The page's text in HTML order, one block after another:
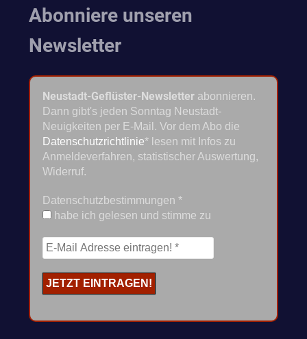
Abonniere unseren
Newsletter
Neustadt-Geflüster-Newsletter abonnieren.
Dann gibt's jeden Sonntag Neustadt-
Neuigkeiten per E-Mail. Vor dem Abo die
Datenschutzrichtlinie* lesen mit Infos zu
Anmeldeverfahren, statistischer Auswertung,
Widerruf.
Datenschutzbestimmungen *
habe ich gelesen und stimme zu